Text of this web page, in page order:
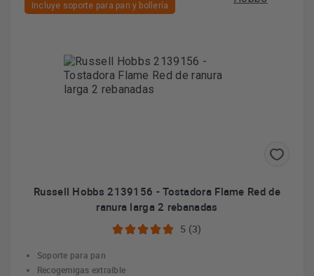
Incluye soporte para pan y bollería
Russell Hobbs 2139156 - Tostadora Flame Red de
ranura larga 2 rebanadas
5 (3)
Soporte para pan
Recogemigas extraíble